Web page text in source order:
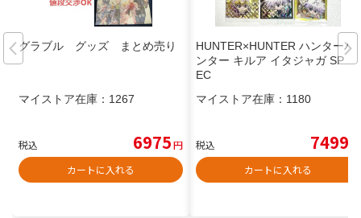
グラブル グッズ まとめ売り
マイストア在庫： 1267
税込 6975円
カートに入れる
HUNTER×HUNTER ハンターハ
ンター キルア イタジャガ SP S
EC
マイストア在庫： 1180
税込 7499
カートに入れる